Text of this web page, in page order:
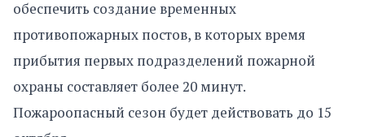
обеспечить создание временных
противопожарных постов, в которых время
прибытия первых подразделений пожарной
охраны составляет более 20 минут.
Пожароопасный сезон будет действовать до 15